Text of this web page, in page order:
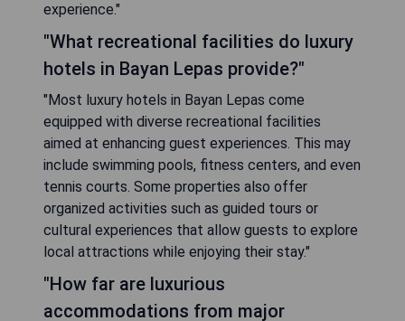
experience."
"What recreational facilities do luxury
hotels in Bayan Lepas provide?"
"Most luxury hotels in Bayan Lepas come
equipped with diverse recreational facilities
aimed at enhancing guest experiences. This may
include swimming pools, fitness centers, and even
tennis courts. Some properties also offer
organized activities such as guided tours or
cultural experiences that allow guests to explore
local attractions while enjoying their stay."
"How far are luxurious
accommodations from major